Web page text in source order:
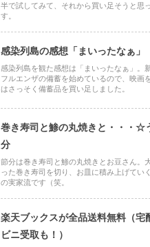
半で試してみて、それから買い足そうと思
す。
感染列島の感想「まいったなぁ」
感染列島を観た感想は「まいったなぁ」。
フルエンザの備蓄を始めているので、映画
はさっそく備蓄品を買い足しました。
巻き寿司と鯵の丸焼きと・・・☆
分
節分は巻き寿司と鯵の丸焼きとお豆さん。
った巻き寿司を切り、お皿に積み上げてい
の実家流です（笑。
楽天ブックスが全品送料無料（宅
ビニ受取も！）